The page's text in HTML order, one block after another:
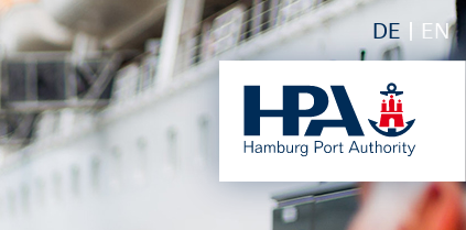
DE EN